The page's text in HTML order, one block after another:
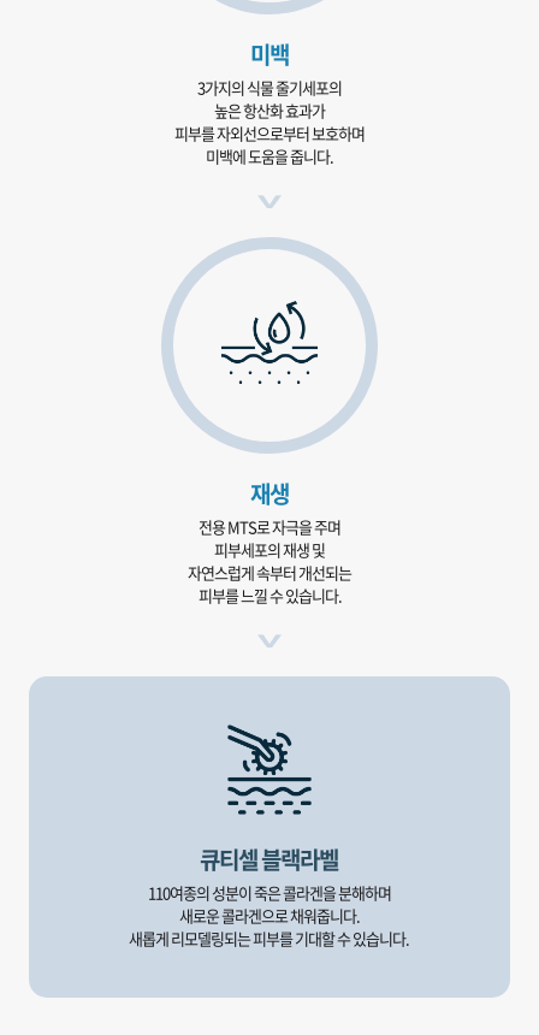
미백
3가지의 식물 줄기세포의
높은 항산화 효과가
피부를 자외선으로부터 보호하며
미백에 도움을 줍니다.
재생
전용 MTS로 자극을 주며
피부세포의 재생 및
자연스럽게 속부터 개선되는
피부를 느낄 수 있습니다.
큐티셀 블랙라벨
110여종의 성분이 죽은 콜라겐을 분해하며
새로운 콜라겐으로 채워줍니다.
새롭게 리모델링되는 피부를 기대할 수 있습니다.